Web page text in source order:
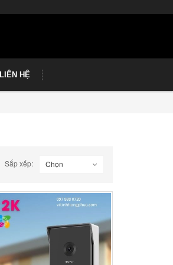
LIÊN HỆ
Sắp xếp: Chọn